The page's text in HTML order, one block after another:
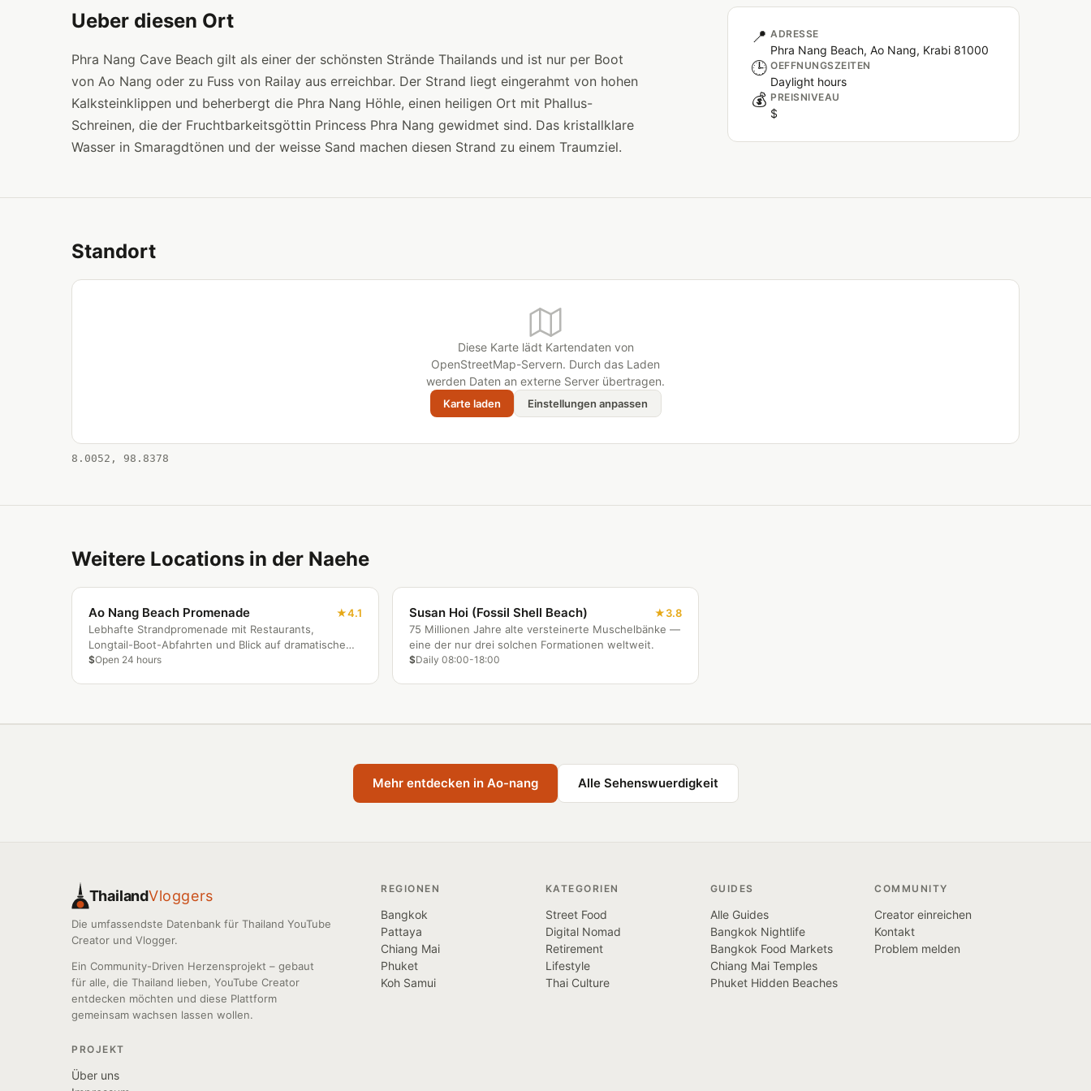
Ueber diesen Ort
Phra Nang Cave Beach gilt als einer der schönsten Strände Thailands und ist nur per Boot
von Ao Nang oder zu Fuss von Railay aus erreichbar. Der Strand liegt eingerahmt von hohen
Kalksteinklippen und beherbergt die Phra Nang Höhle, einen heiligen Ort mit Phallus-
Schreinen, die der Fruchtbarkeitsgöttin Princess Phra Nang gewidmet sind. Das kristallklare
Wasser in Smaragdtönen und der weisse Sand machen diesen Strand zu einem Traumziel.
📍 ADRESSE
Phra Nang Beach, Ao Nang, Krabi 81000
🕒 OEFFNUNGSZEITEN
Daylight hours
💰 PREISNIVEAU
$
Standort
Diese Karte lädt Kartendaten von
OpenStreetMap-Servern. Durch das Laden
werden Daten an externe Server übertragen.
Karte laden Einstellungen anpassen
8.0052, 98.8378
Weitere Locations in der Naehe
Ao Nang Beach Promenade
4.1
Lebhafte Strandpromenade mit Restaurants,
Longtail-Boot-Abfahrten und Blick auf dramatische
Kalksteinfelsen.
$Open 24 hours
Susan Hoi (Fossil Shell Beach)
3.8
75 Millionen Jahre alte versteinerte Muschelbänke —
eine der nur drei solchen Formationen weltweit.
$Daily 08:00-18:00
Mehr entdecken in Ao-nang Alle Sehenswuerdigkeit
ThailandVloggers
Die umfassendste Datenbank für Thailand YouTube
Creator und Vlogger.
Ein Community-Driven Herzensprojekt – gebaut
für alle, die Thailand lieben, YouTube Creator
entdecken möchten und diese Plattform
gemeinsam wachsen lassen wollen.
REGIONEN
Bangkok
Pattaya
Chiang Mai
Phuket
Koh Samui
KATEGORIEN
Street Food
Digital Nomad
Retirement
Lifestyle
Thai Culture
GUIDES
Alle Guides
Bangkok Nightlife
Bangkok Food Markets
Chiang Mai Temples
Phuket Hidden Beaches
COMMUNITY
Creator einreichen
Kontakt
Problem melden
PROJEKT
Über uns